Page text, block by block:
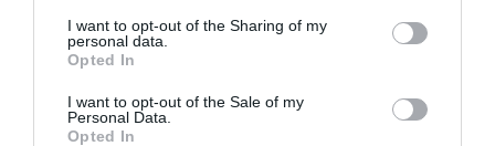
not limited to your visit or usage behaviour. You may click to
grant or deny consent to Google and its third-party tags to
use your data for below specified purposes in below Google
consent section.
I want to opt-out of the Sharing of my
personal data.
Opted In
I want to opt-out of the Sale of my
Personal Data.
Opted In